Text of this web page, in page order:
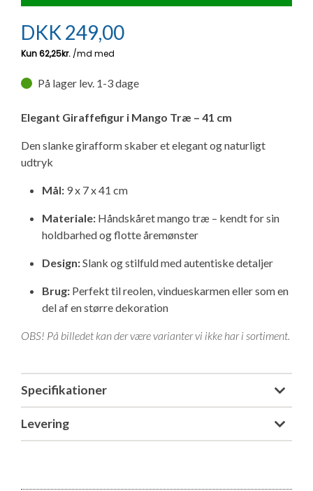
Adria Astella
Next
Hobby Prestige
Hobby Maxia
Ny campingvogn - godt at vide
Lille campingvogn
Finansiering af campingvogn
Forsikring af campingvogn
Vil du sælge din campingvogn?
Brugte telte og udstyr
Isabella fortelte
Isabella Fortelte
Isabella fortelte til specialvogne
Camping erhverv
Adria Coral
Adria Compact
Internet i campingvognen
Aircondition og klimaanlæg
Gas-komfort i din campingvogn
E-trailer kontrol- og sikkerhedsapp
Byvand - rindende vand i campingvognen
GRØN Virksomhed
Klagemuligheder
Konkurrenceregler
Handelsbetingelser - webshop
Cookie & Privatlivspolitik
Persondata
GPDR - KG Camping Kundeklub
DKK 249,00
På lager lev. 1-3 dage
Elegant Giraffefigur i Mango Træ – 41 cm
Den slanke girafform skaber et elegant og naturligt
udtryk
Mål: 9 x 7 x 41 cm
Materiale: Håndskåret mango træ – kendt for sin
holdbarhed og flotte åremønster
Design:Slank og stilfuld med autentiske detaljer
Brug: Perfekt til reolen, vindueskarmen eller som en
del af en større dekoration
OBS! På billedet kan der være varianter vi ikke har i sortiment.
Specifikationer
Levering